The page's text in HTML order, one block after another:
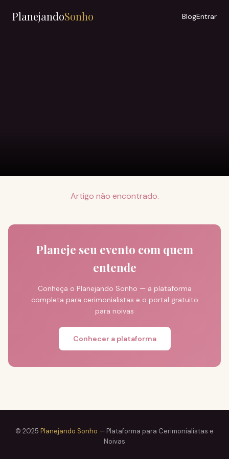
PlanejandoSonho BlogEntrar
Artigo não encontrado.
Planeje seu evento com quem
entende
Conheça o Planejando Sonho — a plataforma
completa para cerimonialistas e o portal gratuito
para noivas
Conhecer a plataforma
© 2025 Planejando Sonho — Plataforma para Cerimonialistas e
Noivas